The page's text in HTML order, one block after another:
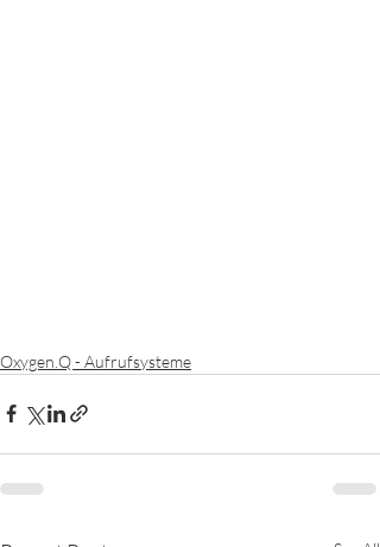
Oxygen.Q - Aufrufsysteme